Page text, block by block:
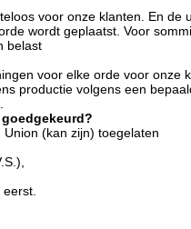
voor onze klanten. En de
wordt geplaatst. Voor
belast
voor elke orde voor onze
productie volgens een
(kan zijn) toegelaten
eerst.